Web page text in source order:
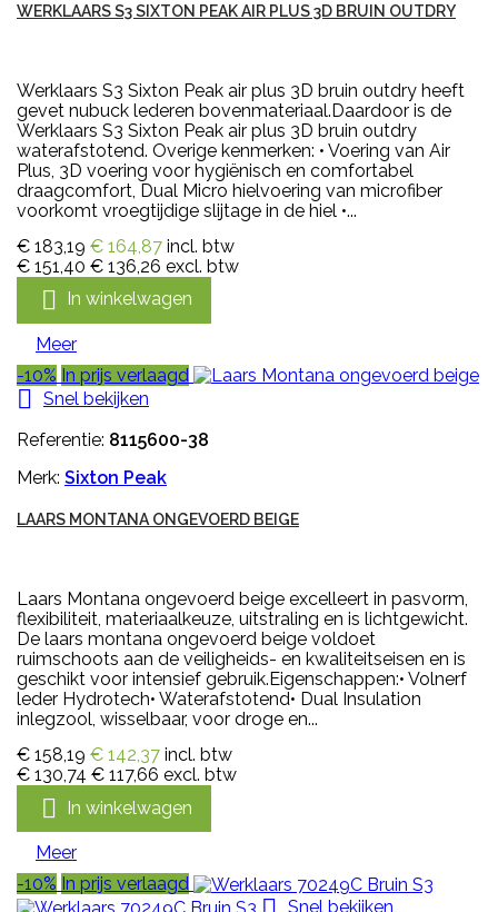
WERKLAARS S3 SIXTON PEAK AIR PLUS 3D BRUIN OUTDRY
Werklaars S3 Sixton Peak air plus 3D bruin outdry heeft
gevet nubuck lederen bovenmateriaal.Daardoor is de
Werklaars S3 Sixton Peak air plus 3D bruin outdry
waterafstotend. Overige kenmerken: • Voering van Air
Plus, 3D voering voor hygiënisch en comfortabel
draagcomfort, Dual Micro hielvoering van microfiber
voorkomt vroegtijdige slijtage in de hiel •...
€ 183,19 € 164,87 incl. btw
€ 151,40 € 136,26 excl. btw
 In winkelwagen
Meer
-10% In prijs verlaagd

Snel bekijken
Referentie: 8115600-38
Merk: Sixton Peak
LAARS MONTANA ONGEVOERD BEIGE
Laars Montana ongevoerd beige excelleert in pasvorm,
flexibiliteit, materiaalkeuze, uitstraling en is lichtgewicht.
De laars montana ongevoerd beige voldoet
ruimschoots aan de veiligheids- en kwaliteitseisen en is
geschikt voor intensief gebruik.Eigenschappen:• Volnerf
leder Hydrotech• Waterafstotend• Dual Insulation
inlegzool, wisselbaar, voor droge en...
€ 158,19 € 142,37 incl. btw
€ 130,74 € 117,66 excl. btw
 In winkelwagen
Meer
-10% In prijs verlaagd
Snel bekijken